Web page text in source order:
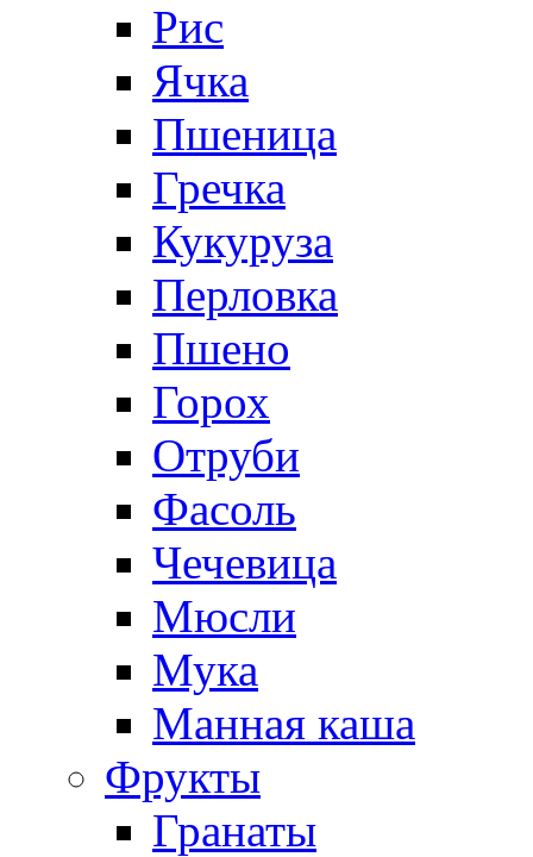
Рис
Ячка
Пшеница
Гречка
Кукуруза
Перловка
Пшено
Горох
Отруби
Фасоль
Чечевица
Мюсли
Мука
Манная каша
Фрукты
Гранаты